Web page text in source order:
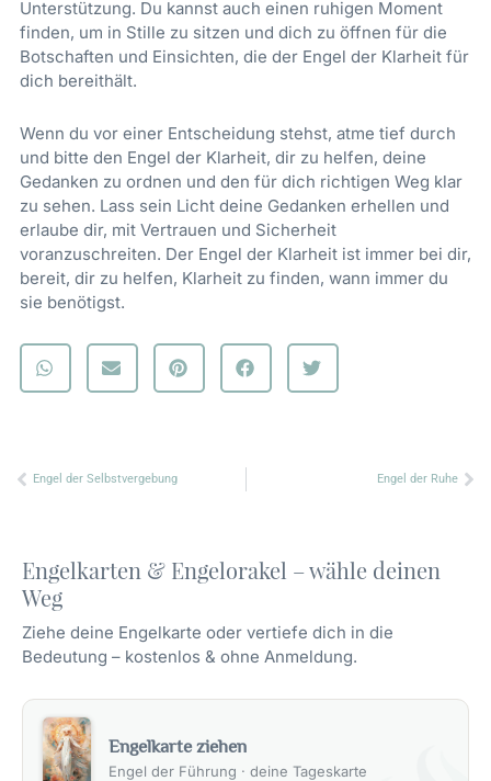
Unterstützung. Du kannst auch einen ruhigen Moment
finden, um in Stille zu sitzen und dich zu öffnen für die
Botschaften und Einsichten, die der Engel der Klarheit für
dich bereithält.
Wenn du vor einer Entscheidung stehst, atme tief durch
und bitte den Engel der Klarheit, dir zu helfen, deine
Gedanken zu ordnen und den für dich richtigen Weg klar
zu sehen. Lass sein Licht deine Gedanken erhellen und
erlaube dir, mit Vertrauen und Sicherheit
voranzuschreiten. Der Engel der Klarheit ist immer bei dir,
bereit, dir zu helfen, Klarheit zu finden, wann immer du
sie benötigst.
Zurück
Engel der Selbstvergebung Engel der Ruhe
Engelkarten & Engelorakel – wähle deinen
Weg
Ziehe deine Engelkarte oder vertiefe dich in die
Bedeutung – kostenlos & ohne Anmeldung.
Engelkarte ziehen
Engel der Führung · deine Tageskarte